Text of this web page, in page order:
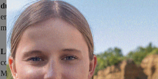
due ore sotto il trattore, prima che qualcuno si
era successo e potesse dare l’allarme. Solo dopo le
macchina dei soccorsi.
L’uomo è stato soccorso dai sanitari del 118
con automedica e ambulanza, insieme ai Vigili
Montevarchi. Il 63enne è stato estratto da sotto il